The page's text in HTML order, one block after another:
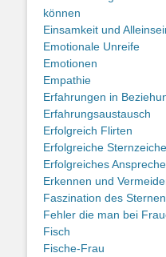
können
Einsamkeit und
Emotionale Unreife
Emotionen
Empathie
Erfahrungen in
Erfahrungsaustausch
Erfolgreich Flirten
Erfolgreiche
Erfolgreiches
Erkennen und
Faszination des
Fehler die man bei
Fisch
Fische-Frau